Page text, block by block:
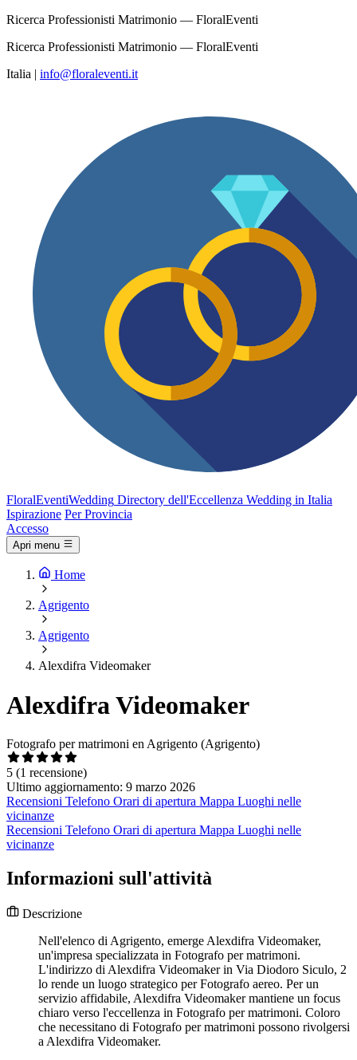
Ricerca Professionisti Matrimonio — FloralEventi
Ricerca Professionisti Matrimonio — FloralEventi
Italia | info@floraleventi.it
FloralEventiWedding Directory dell'Eccellenza Wedding in Italia
Ispirazione Per Provincia
Accesso
Apri menu
Home
Agrigento
Agrigento
Alexdifra Videomaker
Alexdifra Videomaker
Fotografo per matrimoni en Agrigento (Agrigento)
5 (1 recensione)
Ultimo aggiornamento: 9 marzo 2026
Recensioni Telefono Orari di apertura Mappa Luoghi nelle
vicinanze
Recensioni Telefono Orari di apertura Mappa Luoghi nelle
vicinanze
Informazioni sull'attività
Descrizione
Nell'elenco di Agrigento, emerge Alexdifra Videomaker,
un'impresa specializzata in Fotografo per matrimoni.
L'indirizzo di Alexdifra Videomaker in Via Diodoro Siculo, 2
lo rende un luogo strategico per Fotografo aereo. Per un
servizio affidabile, Alexdifra Videomaker mantiene un focus
chiaro verso l'eccellenza in Fotografo per matrimoni. Coloro
che necessitano di Fotografo per matrimoni possono rivolgersi
a Alexdifra Videomaker.